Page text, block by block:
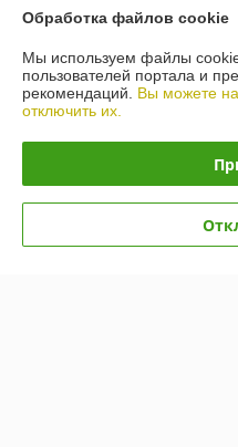
Контакты
Доставка и оплата
График работы
Политика обработки
Обработка файлов cookie
Мы используем файлы
пользователей портала и
рекомендаций. Вы можете
отключить их.